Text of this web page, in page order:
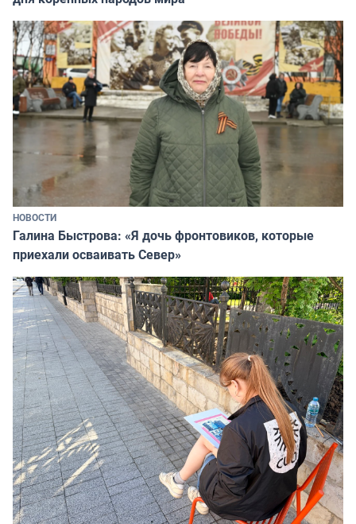
НОВОСТИ
Галина Быстрова: «Я дочь фронтовиков, которые
приехали осваивать Север»